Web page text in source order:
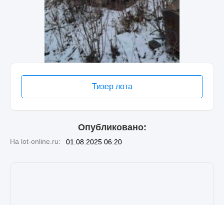
Тизер лота
Опубликовано:
На lot-online.ru: 01.08.2025 06:20